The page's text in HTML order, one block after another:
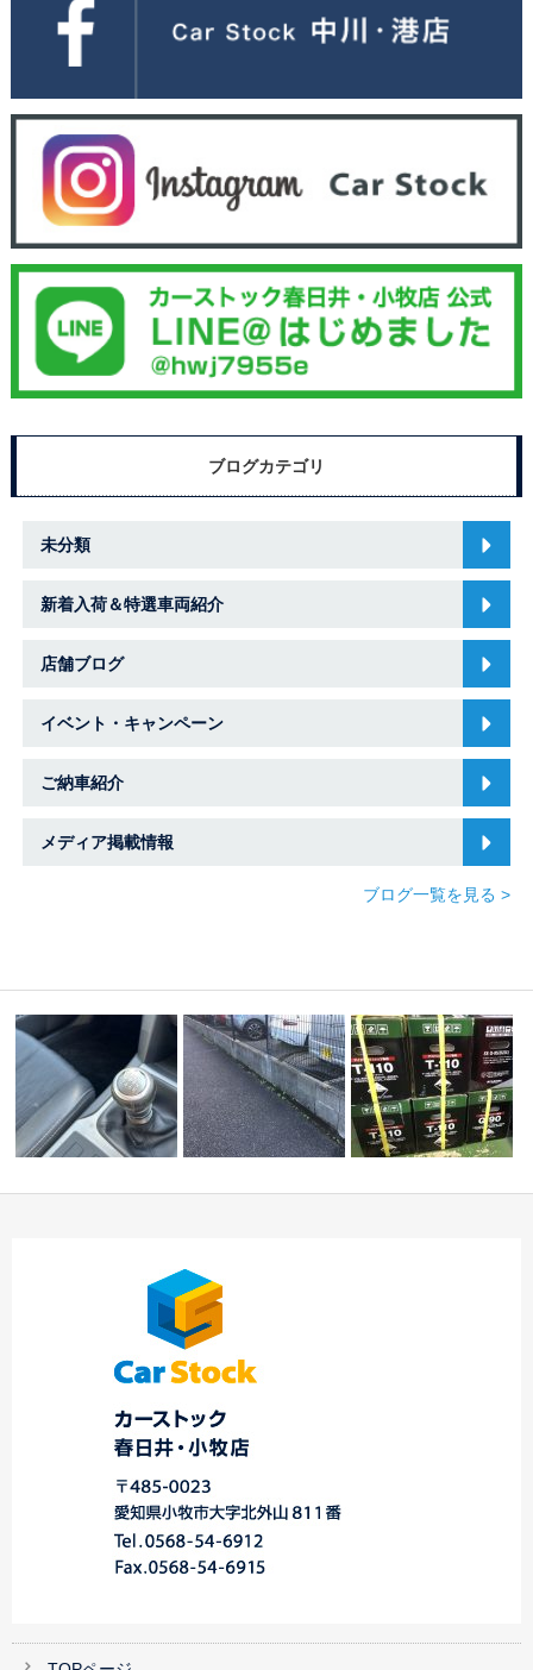
ブログカテゴリ
未分類
新着入荷＆特選車両紹介
店舗ブログ
イベント・キャンペーン
ご納車紹介
メディア掲載情報
ブログ一覧を見る >
川・港店